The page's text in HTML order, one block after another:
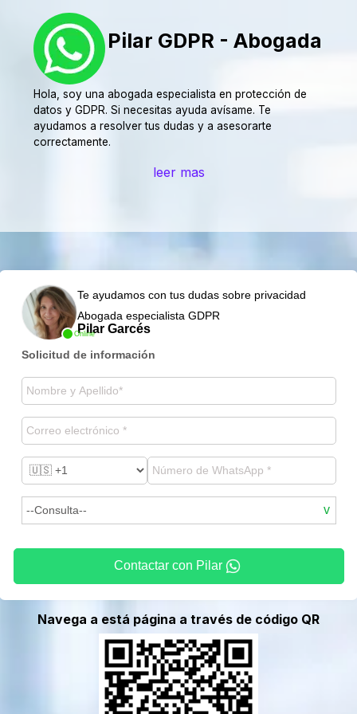
Pilar GDPR - Abogada
Hola, soy una abogada especialista en protección de
datos y GDPR. Si necesitas ayuda avísame. Te
ayudamos a resolver tus dudas y a asesorarte
correctamente.
leer mas
Online
Te ayudamos con tus dudas sobre privacidad
Abogada especialista GDPR
Pilar Garcés
Solicitud de información
Contactar con Pilar
Navega a está página a través de código QR